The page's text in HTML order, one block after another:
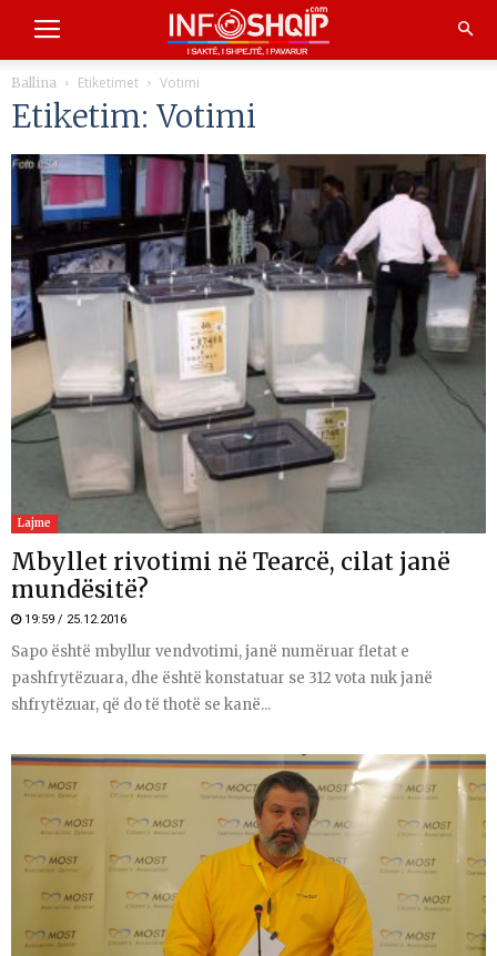
Ballina Etiketimet Votimi
Etiketim: Votimi
Lajme
Mbyllet rivotimi në Tearcë, cilat janë
mundësitë?
19:59 / 25.12.2016
Sapo është mbyllur vendvotimi, janë numëruar fletat e
pashfrytëzuara, dhe është konstatuar se 312 vota nuk janë
shfrytëzuar, që do të thotë se kanë...